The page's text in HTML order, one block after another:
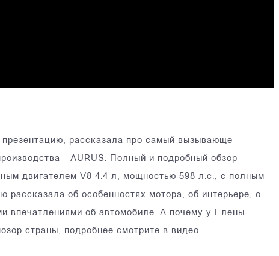
рассказала про самый вызывающе-
- AURUS. Полный и подробный обзор
двигателем V8 4.4 л, мощностью 598 л.с., с полным
рассказала об особенностях мотора, об интерьере, о
впечатлениями об автомобиле. А почему у Елены
страны, подробнее смотрите в видео.